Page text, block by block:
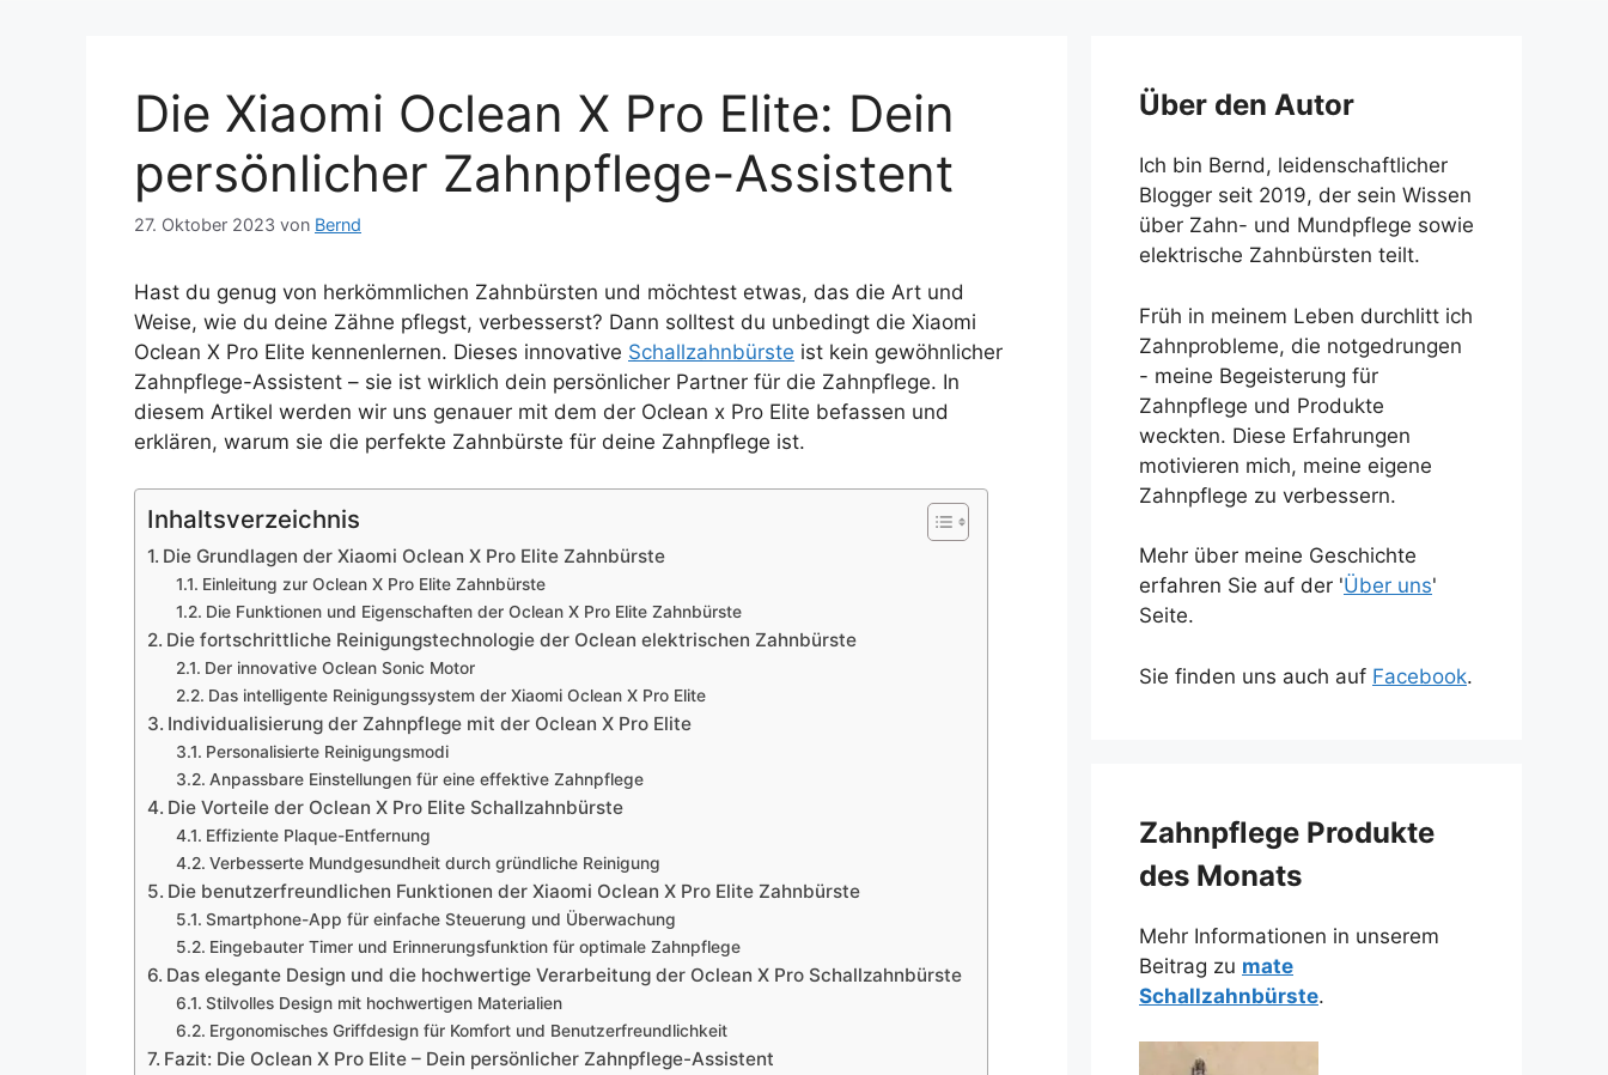
Die Xiaomi Oclean X Pro Elite: Dein
persönlicher Zahnpflege-Assistent
27. Oktober 2023 von Bernd
Hast du genug von herkömmlichen Zahnbürsten und möchtest etwas, das die Art und
Weise, wie du deine Zähne pflegst, verbesserst? Dann solltest du unbedingt die Xiaomi
Oclean X Pro Elite kennenlernen. Dieses innovative Schallzahnbürste ist kein gewöhnlicher
Zahnpflege-Assistent – sie ist wirklich dein persönlicher Partner für die Zahnpflege. In
diesem Artikel werden wir uns genauer mit dem der Oclean x Pro Elite befassen und
erklären, warum sie die perfekte Zahnbürste für deine Zahnpflege ist.
Inhaltsverzeichnis
Die Grundlagen der Xiaomi Oclean X Pro Elite Zahnbürste
Einleitung zur Oclean X Pro Elite Zahnbürste
Die Funktionen und Eigenschaften der Oclean X Pro Elite Zahnbürste
Die fortschrittliche Reinigungstechnologie der Oclean elektrischen Zahnbürste
Der innovative Oclean Sonic Motor
Das intelligente Reinigungssystem der Xiaomi Oclean X Pro Elite
Individualisierung der Zahnpflege mit der Oclean X Pro Elite
Personalisierte Reinigungsmodi
Anpassbare Einstellungen für eine effektive Zahnpflege
Die Vorteile der Oclean X Pro Elite Schallzahnbürste
Effiziente Plaque-Entfernung
Verbesserte Mundgesundheit durch gründliche Reinigung
Die benutzerfreundlichen Funktionen der Xiaomi Oclean X Pro Elite Zahnbürste
Smartphone-App für einfache Steuerung und Überwachung
Eingebauter Timer und Erinnerungsfunktion für optimale Zahnpflege
Das elegante Design und die hochwertige Verarbeitung der Oclean X Pro Schallzahnbürste
Stilvolles Design mit hochwertigen Materialien
Ergonomisches Griffdesign für Komfort und Benutzerfreundlichkeit
Fazit: Die Oclean X Pro Elite – Dein persönlicher Zahnpflege-Assistent
Über den Autor
Ich bin Bernd, leidenschaftlicher
Blogger seit 2019, der sein Wissen
über Zahn- und Mundpflege sowie
elektrische Zahnbürsten teilt.
Früh in meinem Leben durchlitt ich
Zahnprobleme, die notgedrungen
- meine Begeisterung für
Zahnpflege und Produkte
weckten. Diese Erfahrungen
motivieren mich, meine eigene
Zahnpflege zu verbessern.
Mehr über meine Geschichte
erfahren Sie auf der 'Über uns'
Seite.
Sie finden uns auch auf Facebook.
Zahnpflege Produkte
des Monats
Mehr Informationen in unserem
Beitrag zu mate
Schallzahnbürste.